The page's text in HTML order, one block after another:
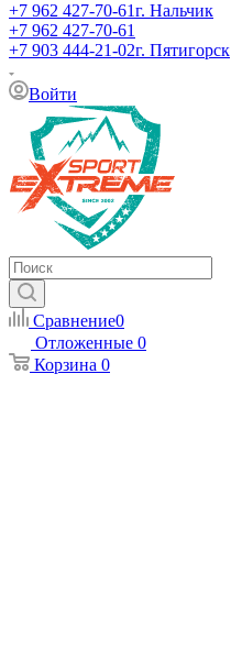
+7 962 427-70-61г. Нальчик
+7 962 427-70-61
+7 903 444-21-02г. Пятигорск
Войти
Сравнение0
Отложенные 0
Корзина 0